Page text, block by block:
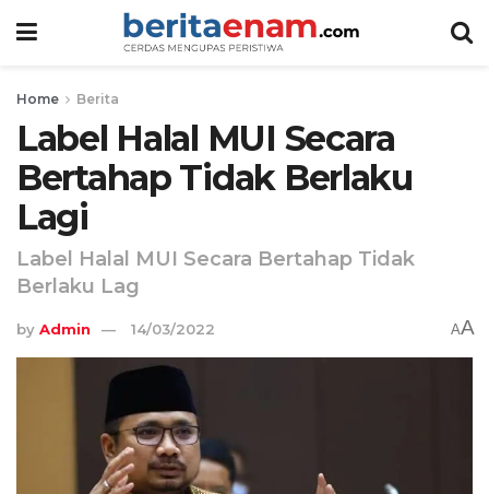
Home Berita
Label Halal MUI Secara
Bertahap Tidak Berlaku
Lagi
Label Halal MUI Secara Bertahap Tidak
Berlaku Lag
by Admin 14/03/2022 AA